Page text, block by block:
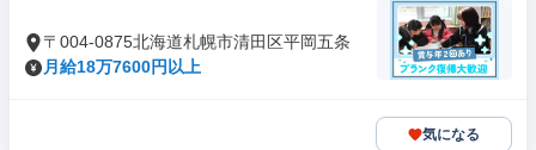
〒004-0875北海道札幌市清田区平岡五条
月給18万7600円以上
気になる